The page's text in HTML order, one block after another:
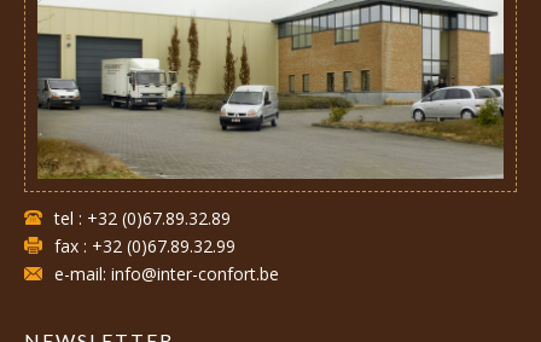
tel : +32 (0)67.89.32.89
fax : +32 (0)67.89.32.99
e-mail: info@inter-confort.be